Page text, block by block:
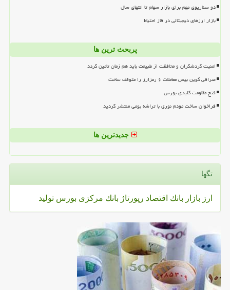
دو سناریوی مهم برای بازار سهام تا انتهای سال
بازار ارزهای دیجیتالی در فاز احتیاط
پربحث ترین ها
امنیت گردشگران و محافظت از طبیعت باید هم زمان تامین گردد
صرافی کوین بیس معاملات ۶ رمزارز را متوقف ساخت
فتح مقاومت کلیدی بورس
فراخوان ساخت مودم نوری با تراشه بومی منتشر گردید
جدیدترین ها
تگها
ارز بازار بانك اقتصاد رپورتاژ بانك مركزی بورس تولید